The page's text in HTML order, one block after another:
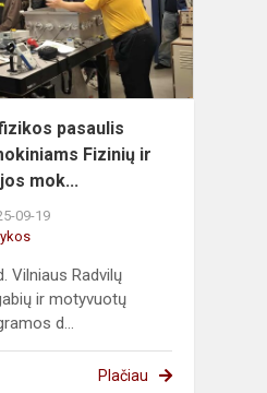
mokiniams
Fizinių
ir
t...
pasaulis
Fizinių ir
mok...
09-19
Vilniaus Radvilų
ir motyvuotų
d...
Plačiau